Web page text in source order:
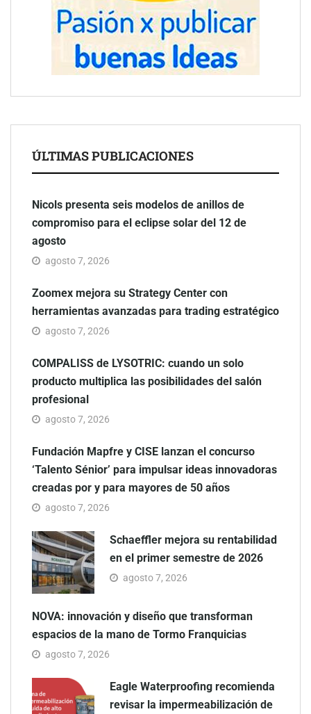
ÚLTIMAS PUBLICACIONES
Nicols presenta seis modelos de anillos de
compromiso para el eclipse solar del 12 de
agosto
agosto 7, 2026
Zoomex mejora su Strategy Center con
herramientas avanzadas para trading estratégico
agosto 7, 2026
COMPALISS de LYSOTRIC: cuando un solo
producto multiplica las posibilidades del salón
profesional
agosto 7, 2026
Fundación Mapfre y CISE lanzan el concurso
‘Talento Sénior’ para impulsar ideas innovadoras
creadas por y para mayores de 50 años
agosto 7, 2026
Schaeffler mejora su rentabilidad
en el primer semestre de 2026
agosto 7, 2026
NOVA: innovación y diseño que transforman
espacios de la mano de Tormo Franquicias
agosto 7, 2026
Eagle Waterproofing recomienda
revisar la impermeabilización de